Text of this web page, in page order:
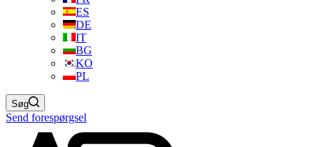
ES
DE
IT
BG
KO
PL
Søg
Send forespørgsel